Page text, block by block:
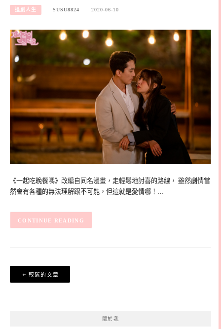
追劇人生 SUSU8824 2020-06-10
《一起吃晚餐嗎》改編自同名漫畫，走輕鬆地討喜的路線， 雖然劇情當
然會有各種的無法理解跟不可能，但這就是愛情哪！…
CONTINUE READING
文
章
較舊的文章
關於我